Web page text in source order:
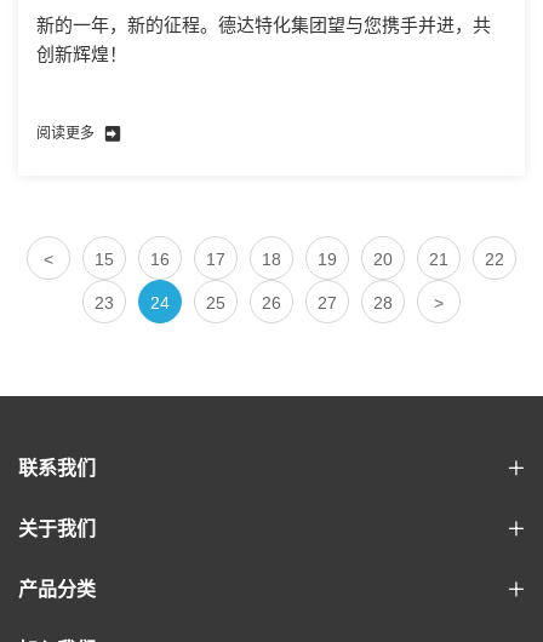
新的一年，新的征程。德达特化集团望与您携手并进，共
创新辉煌！
阅读更多
< 15 16 17 18 19 20 21 22
23 24 25 26 27 28 >
联系我们
关于我们
产品分类